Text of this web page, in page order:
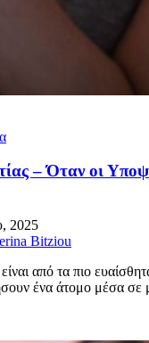
– Όταν οι
2025
Bitziou
από τα πιο
ένα άτομο μέσα σε